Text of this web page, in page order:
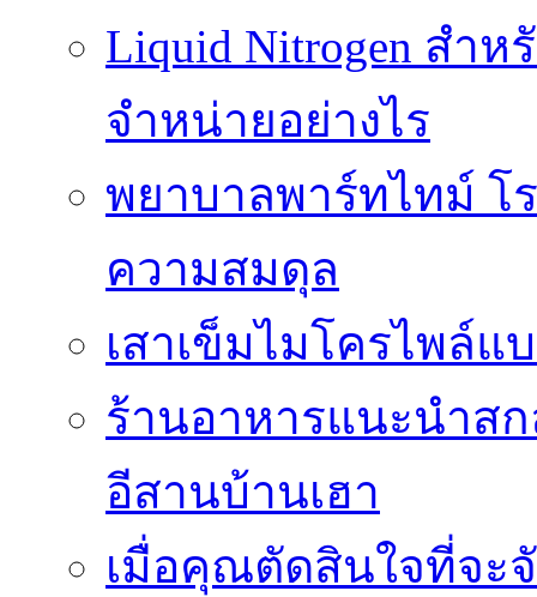
Liquid Nitrogen สำ
จำหน่ายอย่างไร
พยาบาลพาร์ทไทม์ โ
ความสมดุล
เสาเข็มไมโครไพล์
ร้านอาหารแนะนำส
อีสานบ้านเฮา
เมื่อคุณตัดสินใจที่จะ